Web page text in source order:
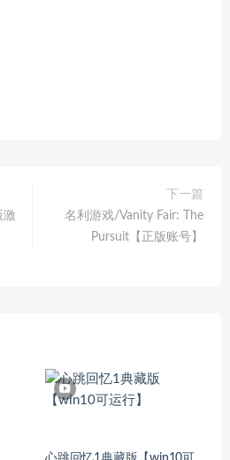
激
下一篇
名利游戏/Vanity Fair: The
Pursuit【正版账号】